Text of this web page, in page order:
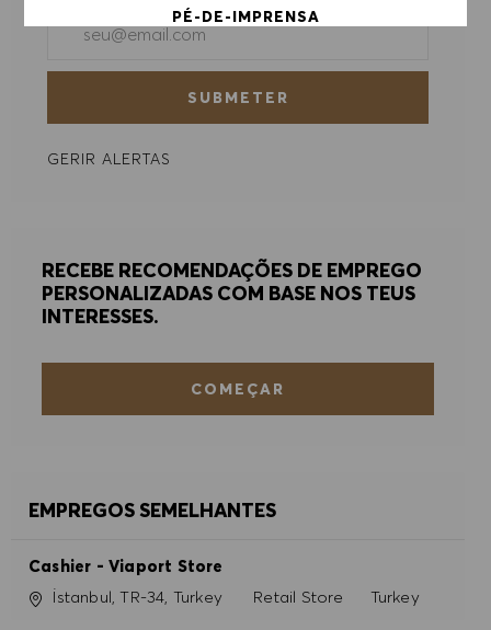
PÉ-DE-IMPRENSA
Introduzir endereço de e-mail (obrigatório)
SUBMETER
GERIR ALERTAS
RECEBE RECOMENDAÇÕES DE EMPREGO
PERSONALIZADAS COM BASE NOS TEUS
INTERESSES.
COMEÇAR
EMPREGOS SEMELHANTES
Cashier - Viaport Store
Localização
İstanbul, TR-34, Turkey Categoria
Retail Store Turkey